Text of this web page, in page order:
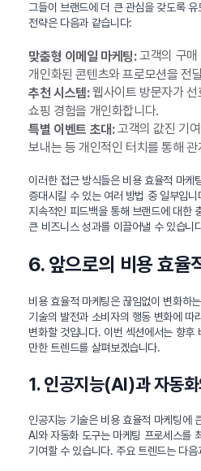
그들이 브랜드에 더 큰 관심을 갖도록
전략은 다음과 같습니다:
맞춤형 이메일 마케팅:고객의 구매
개인화된 콘텐츠와 프로모션을 전
추천 시스템:웹사이트 방문자가 선
쇼핑 경험을 개인화합니다.
특별 이벤트 초대:고객의 값진 기
보내는 등 개인적인 터치를 통해
이러한 접근 방식들은 비용 효율적 마케
증대시킬 수 있는 여러 방법 중 일부입
지속적인 피드백을 통해 브랜드에 대한
큰 비즈니스 성과를 이끌어낼 수 있습니
6. 앞으로의 비용 효율
비용 효율적 마케팅은 끊임없이 변화하
기술의 발전과 소비자의 행동 변화에 따
변화할 것입니다. 이번 섹션에서는 향후
만한 트렌드를 살펴보겠습니다.
1. 인공지능(AI)과 자동
인공지능 기술은 비용 효율적 마케팅에
AI와 자동화 도구는 마케팅 프로세스를
기여할 수 있습니다. 주요 트렌드는 다음